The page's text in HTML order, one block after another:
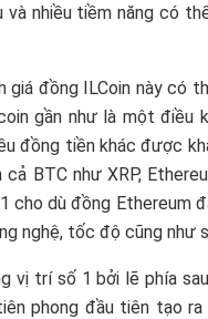
và nhiều tiềm năng có
giá đồng ILCoin này có
gần như là một điều
đồng tiền khác được
BTC như XRP,
cho dù đồng Ethereum
nghệ, tốc độ cũng như
vị trí số 1 bởi lẽ phía
phong đầu tiên tạo